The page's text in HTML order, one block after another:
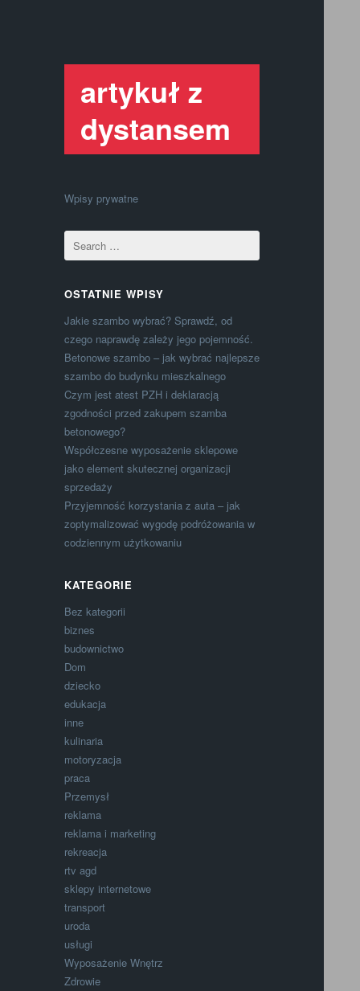
artykuł z
dystansem
Wpisy prywatne
OSTATNIE WPISY
Jakie szambo wybrać? Sprawdź, od
czego naprawdę zależy jego pojemność.
Betonowe szambo – jak wybrać najlepsze
szambo do budynku mieszkalnego
Czym jest atest PZH i deklaracją
zgodności przed zakupem szamba
betonowego?
Współczesne wyposażenie sklepowe
jako element skutecznej organizacji
sprzedaży
Przyjemność korzystania z auta – jak
zoptymalizować wygodę podróżowania w
codziennym użytkowaniu
KATEGORIE
Bez kategorii
biznes
budownictwo
Dom
dziecko
edukacja
inne
kulinaria
motoryzacja
praca
Przemysł
reklama
reklama i marketing
rekreacja
rtv agd
sklepy internetowe
transport
uroda
usługi
Wyposażenie Wnętrz
Zdrowie